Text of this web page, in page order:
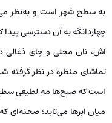
به سطح شهر است و به‌نظر
چهاردانگه به آن دسترسی
آش، نان محلی و چای ذغالی
تماشای منظره در نظر گرفته
است که صبح‌ها مهِ لطیفی سطح
میان ابرها می‌تابد؛ صحنه‌ای